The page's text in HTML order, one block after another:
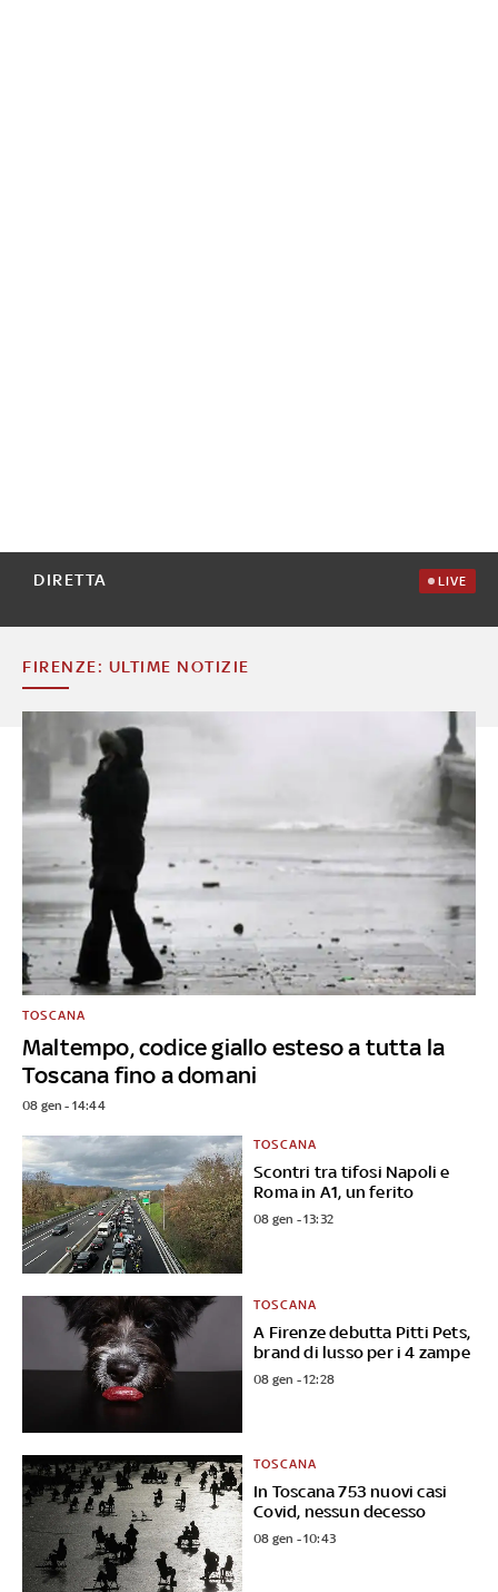
DIRETTA LIVE
FIRENZE: ULTIME NOTIZIE
Maltempo, codice giallo esteso a tutta la
Toscana fino a domani
TOSCANA
08 gen - 14:44
Scontri tra tifosi Napoli e
Roma in A1, un ferito
TOSCANA
08 gen - 13:32
A Firenze debutta Pitti Pets,
brand di lusso per i 4 zampe
TOSCANA
08 gen - 12:28
In Toscana 753 nuovi casi
Covid, nessun decesso
TOSCANA
08 gen - 10:43